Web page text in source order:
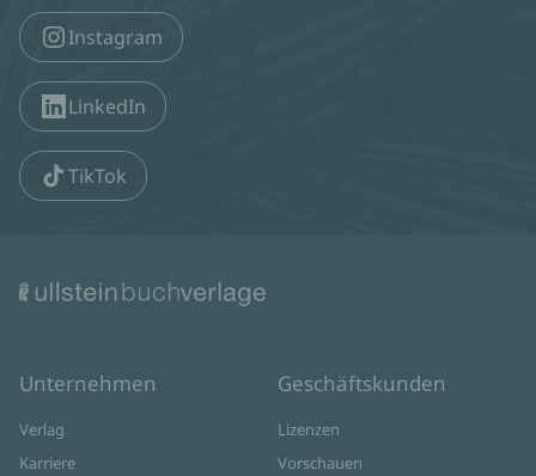
Instagram
LinkedIn
TikTok
Unternehmen
Verlag
Karriere
Geschäftskunden
Lizenzen
Vorschauen